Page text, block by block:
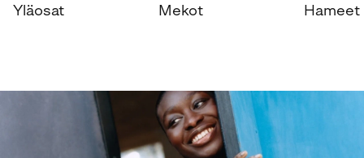
Yläosat Mekot Hameet